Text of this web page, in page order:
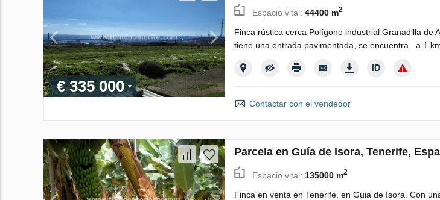
€ 335 000
Espacio vital: 44400 m2
Finca rústica cerca Polígono industrial Granadilla de
tiene una entrada pavimentada, se encuentra a 1
Contactar con el vendedor
Parcela en Guía de Isora, Tenerife,
Espacio vital: 135000 m2
Finca en venta en Tenerife, en Guia de Isora. Con